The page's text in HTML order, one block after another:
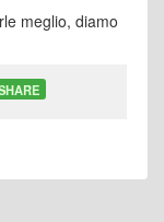
meglio, diamo